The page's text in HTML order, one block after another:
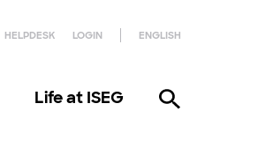
HELPDESK LOGIN ENGLISH
Life at ISEG